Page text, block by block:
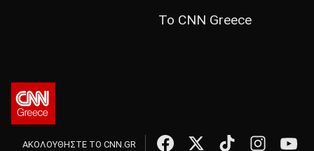
Το CNN Greece
ΑΚΟΛΟΥΘΗΣΤΕ ΤΟ CNN.GR